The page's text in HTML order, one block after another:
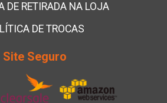
DE RETIRADA NA LOJA
DE TROCAS
Site Seguro